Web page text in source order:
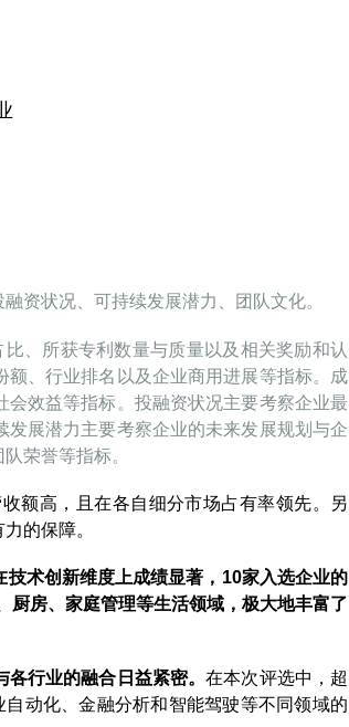
资状况、可持续发展潜力、团队文化。
、所获专利数量与质量以及相关奖励和认
、行业排名以及企业商用进展等指标。成
效益等指标。投融资状况主要考察企业最
展潜力主要考察企业的未来发展规划与企
荣誉等指标。
额高，且在各自细分市场占有率领先。另
的保障。
技术创新维度上成绩显著，10家入选企业的
厨房、家庭管理等生活领域，极大地丰富了
各行业的融合日益紧密。在本次评选中，超
动化、金融分析和智能驾驶等不同领域的